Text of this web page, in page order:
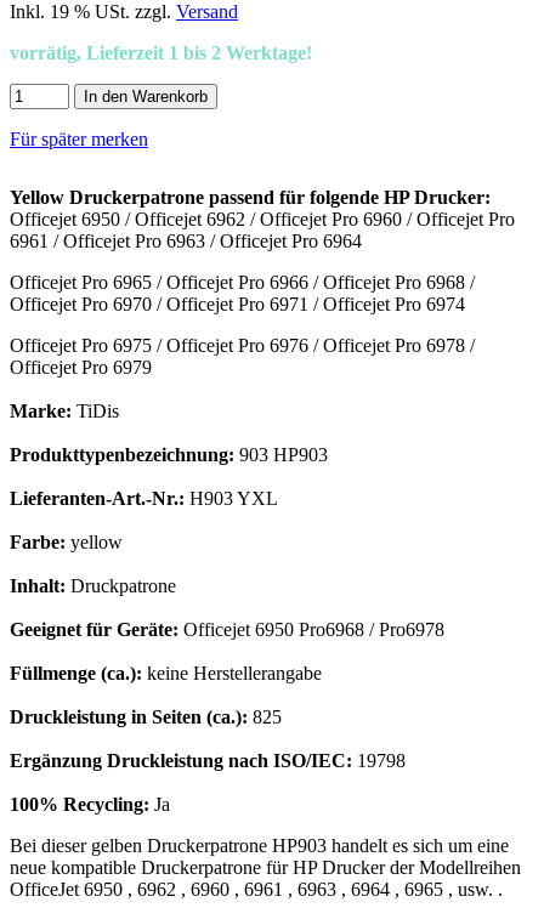
Inkl. 19 % USt. zzgl. Versand
vorrätig, Lieferzeit 1 bis 2 Werktage!
In den Warenkorb
Für später merken
Yellow Druckerpatrone passend für folgende HP Drucker:
Officejet 6950 / Officejet 6962 / Officejet Pro 6960 / Officejet Pro
6961 / Officejet Pro 6963 / Officejet Pro 6964
Officejet Pro 6965 / Officejet Pro 6966 / Officejet Pro 6968 /
Officejet Pro 6970 / Officejet Pro 6971 / Officejet Pro 6974
Officejet Pro 6975 / Officejet Pro 6976 / Officejet Pro 6978 /
Officejet Pro 6979
Marke: TiDis
Produkttypenbezeichnung: 903 HP903
Lieferanten-Art.-Nr.: H903 YXL
Farbe: yellow
Inhalt: Druckpatrone
Geeignet für Geräte: Officejet 6950 Pro6968 / Pro6978
Füllmenge (ca.): keine Herstellerangabe
Druckleistung in Seiten (ca.): 825
Ergänzung Druckleistung nach ISO/IEC: 19798
100% Recycling: Ja
Bei dieser gelben Druckerpatrone HP903 handelt es sich um eine
neue kompatible Druckerpatrone für HP Drucker der Modellreihen
OfficeJet 6950 , 6962 , 6960 , 6961 , 6963 , 6964 , 6965 , usw. .